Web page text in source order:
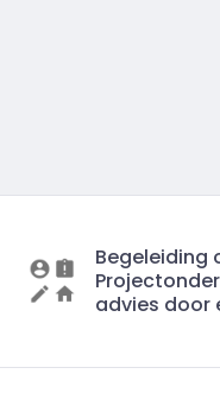
Begeleiding
advies door